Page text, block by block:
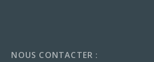
NOUS CONTACTER :